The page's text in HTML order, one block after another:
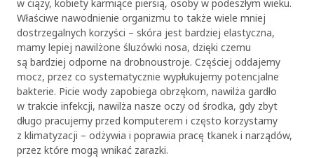
w ciąży, kobiety karmiące piersią, osoby w podeszłym wieku.
Właściwe nawodnienie organizmu to także wiele mniej
dostrzegalnych korzyści – skóra jest bardziej elastyczna,
mamy lepiej nawilżone śluzówki nosa, dzięki czemu
są bardziej odporne na drobnoustroje. Częściej oddajemy
mocz, przez co systematycznie wypłukujemy potencjalne
bakterie. Picie wody zapobiega obrzękom, nawilża gardło
w trakcie infekcji, nawilża nasze oczy od środka, gdy zbyt
długo pracujemy przed komputerem i często korzystamy
z klimatyzacji – odżywia i poprawia pracę tkanek i narządów,
przez które mogą wnikać zarazki.